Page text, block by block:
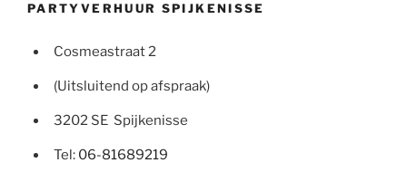
PARTYVERHUUR SPIJKENISSE
Cosmeastraat 2
(Uitsluitend op afspraak)
3202 SE Spijkenisse
Tel: 06-81689219